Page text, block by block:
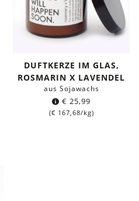
DUFTKERZE IM GLAS,
ROSMARIN X LAVENDEL
aus Sojawachs
€ 25,99
(€ 167,68/kg)